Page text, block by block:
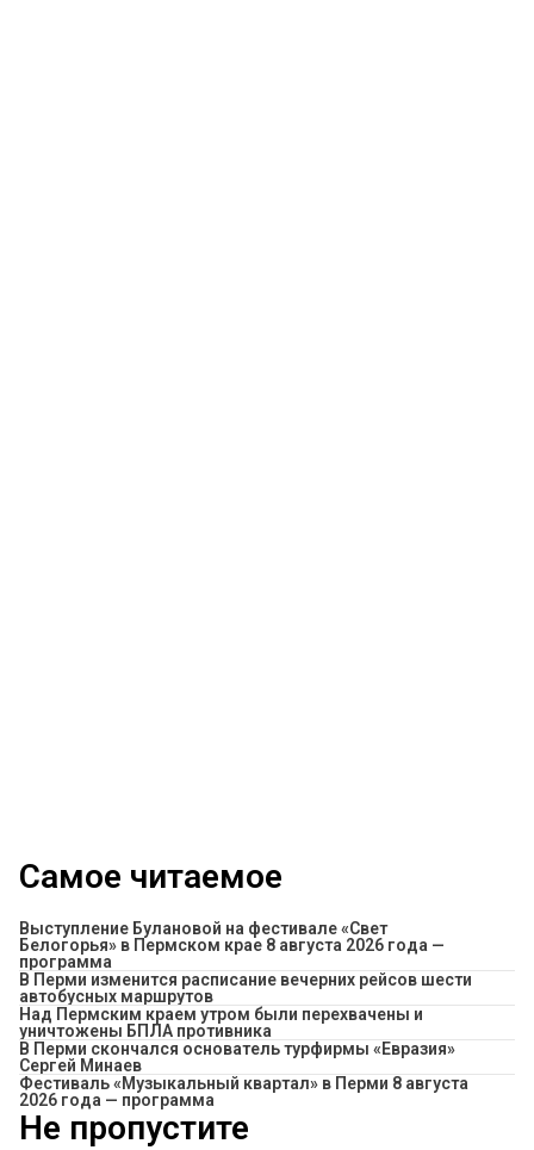
Самое читаемое
Выступление Булановой на фестивале «Свет
Белогорья» в Пермском крае 8 августа 2026 года —
программа
​В Перми изменится расписание вечерних рейсов шести
автобусных маршрутов
Над Пермским краем утром были перехвачены и
уничтожены БПЛА противника
В Перми скончался основатель турфирмы «Евразия»
Сергей Минаев
Фестиваль «Музыкальный квартал» в Перми 8 августа
2026 года — программа
Не пропустите